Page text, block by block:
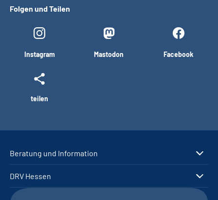
Folgen und Teilen
Instagram Mastodon Facebook
teilen
Beratung und Information
DRV Hessen